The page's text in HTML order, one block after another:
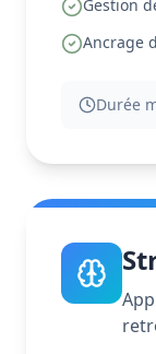
Gestion
Ancrage
Durée